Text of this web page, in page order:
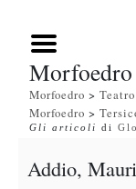
Morfoedro
Morfoedro >
Morfoedro >
Gli articoli di
Addio,